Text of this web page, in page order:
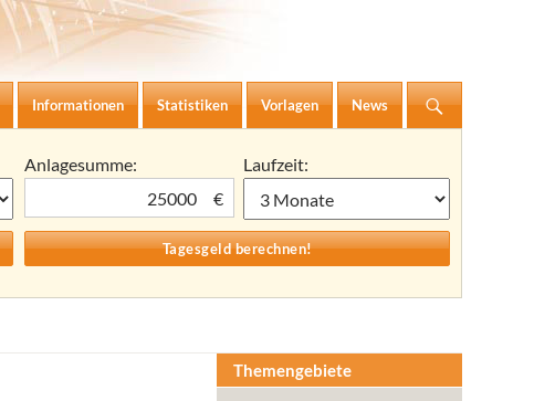
Informationen Statistiken Vorlagen News
Anlagesumme:
€
Laufzeit:
Themengebiete